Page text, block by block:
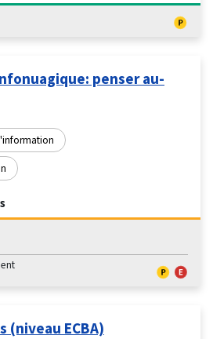
penser au-
(niveau ECBA)